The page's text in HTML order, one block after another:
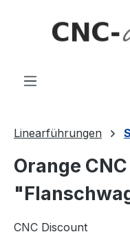
Linearführungen
Orange
CNC Discount